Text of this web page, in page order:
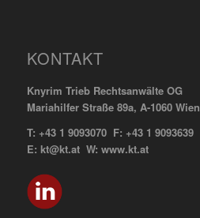
KONTAKT
Knyrim Trieb Rechtsanwälte OG
Mariahilfer Straße 89a, A-1060 Wien
T: +43 1 9093070 F: +43 1 9093639
E: kt@kt.at W: www.kt.at